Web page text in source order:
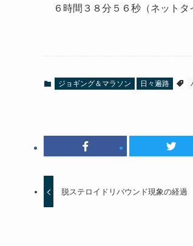
６時間３８分５６秒（ネットタ
ジョギング＆マラソン 日々遍路
脱ステロイドリバウンド現象の経過